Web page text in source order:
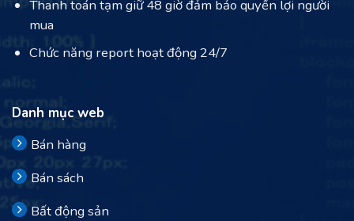
Thanh toán tạm giữ 48 giờ đảm bảo quyền lợi người
mua
Chức năng report hoạt động 24/7
Danh mục web
Bán hàng
Bán sách
Bất động sản